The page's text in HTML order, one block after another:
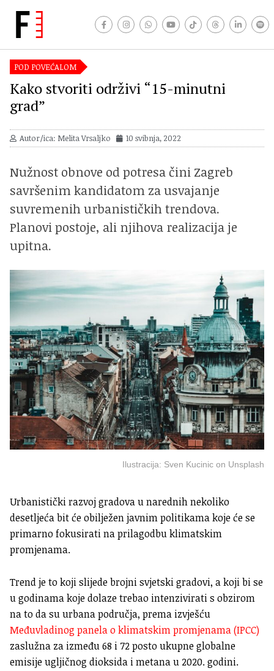
POD POVEĆALOM
Kako stvoriti održivi “15-minutni
grad”
Autor/ica: Melita Vrsaljko 10 svibnja, 2022
Nužnost obnove od potresa čini Zagreb
savršenim kandidatom za usvajanje
suvremenih urbanističkih trendova.
Planovi postoje, ali njihova realizacija je
upitna.
Ilustracija: Sven Kucinic on Unsplash
Urbanistički razvoj gradova u narednih nekoliko
desetljeća bit će obilježen javnim politikama koje će se
primarno fokusirati na prilagodbu klimatskim
promjenama.
Trend je to koji slijede brojni svjetski gradovi, a koji bi se
u godinama koje dolaze trebao intenzivirati s obzirom
na to da su urbana područja, prema izvješću
Međuvladinog panela o klimatskim promjenama (IPCC)
zaslužna za između 68 i 72 posto ukupne globalne
emisije ugljičnog dioksida i metana u 2020. godini.